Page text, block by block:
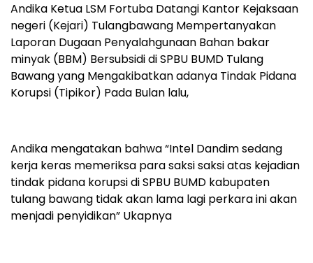
Andika Ketua LSM Fortuba Datangi Kantor Kejaksaan
negeri (Kejari) Tulangbawang Mempertanyakan
Laporan Dugaan Penyalahgunaan Bahan bakar
minyak (BBM) Bersubsidi di SPBU BUMD Tulang
Bawang yang Mengakibatkan adanya Tindak Pidana
Korupsi (Tipikor) Pada Bulan lalu,
Andika mengatakan bahwa “Intel Dandim sedang
kerja keras memeriksa para saksi saksi atas kejadian
tindak pidana korupsi di SPBU BUMD kabupaten
tulang bawang tidak akan lama lagi perkara ini akan
menjadi penyidikan” Ukapnya